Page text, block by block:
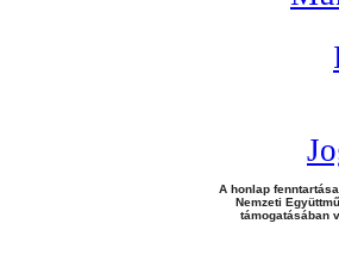
A honlap
Nemzeti
támogatásában